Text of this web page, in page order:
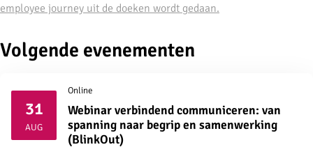
employee journey uit de doeken wordt gedaan.
Volgende evenementen
31
AUG2026
Online
Webinar verbindend communiceren: van
spanning naar begrip en samenwerking
(BlinkOut)